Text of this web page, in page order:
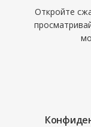
Откройте